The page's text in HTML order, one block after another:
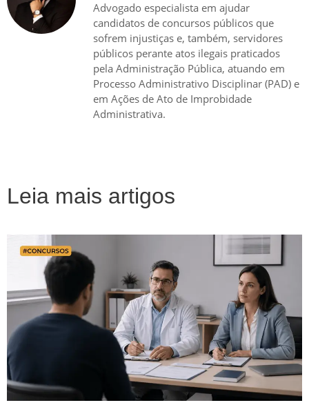
Advogado especialista em ajudar
candidatos de concursos públicos que
sofrem injustiças e, também, servidores
públicos perante atos ilegais praticados
pela Administração Pública, atuando em
Processo Administrativo Disciplinar (PAD) e
em Ações de Ato de Improbidade
Administrativa.
Leia mais artigos